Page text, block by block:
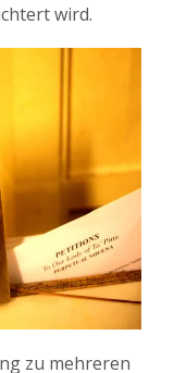
wird.
zu mehreren